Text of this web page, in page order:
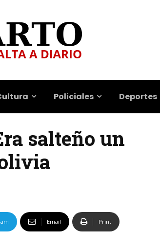
Policiales Deportes
salteño un
Email Print